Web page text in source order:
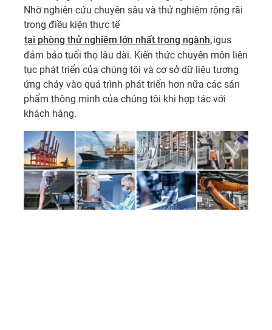
Nhờ nghiên cứu chuyên sâu và thử nghiệm rộng rãi
trong điều kiện thực tế
tại phòng thử nghiệm lớn nhất trong ngành,igus
đảm bảo tuổi thọ lâu dài. Kiến thức chuyên môn liên
tục phát triển của chúng tôi và cơ sở dữ liệu tương
ứng chảy vào quá trình phát triển hơn nữa các sản
phẩm thông minh của chúng tôi khi hợp tác với
khách hàng.